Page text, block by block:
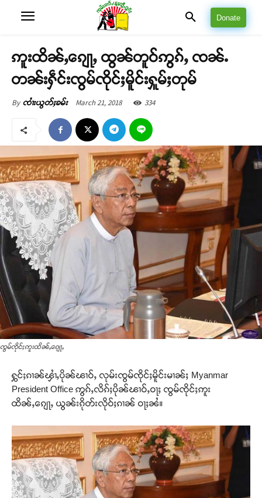
Donate
ဢူးထိၼ်ႇၵျေႃႇ ထွၼ်တူဝ်ဢွၵ်ႇ ၸၼ်ႉ
တၼ်းႁဵင်းၸွမ်ၸိုင်ႈမိူင်းႁူမ်ႈတုမ်
By ၸၢႆးယွတ်ႈၶမ်း March 21, 2018 334
ၸွမ်ၸိုင်ႈဢူးထိၼ်ႇၵျေႃႇ
ႁွင်ႈၵၢၼ်ၾၢႆႇပိုၼ်ၽၢဝ်ႇ လုမ်းၸွမ်ၸိုင်ႈမိူင်းမၢၼ်ႈ Myanmar
President Office ဢွၵ်ႇလိၵ်ႈပိုၼ်ၽၢဝ်ႇဝႃႈ ၸွမ်ၸိုင်ႈဢူး
ထိၼ်ႇၵျေႃႇ ယွၼ်းၵိုတ်းလိုဝ်ႈၵၢၼ် ဝႃႈၼႆ။